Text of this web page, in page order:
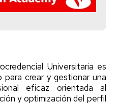
Universitaria es
crear y gestionar una
eficaz orientada al
y optimización del perfil